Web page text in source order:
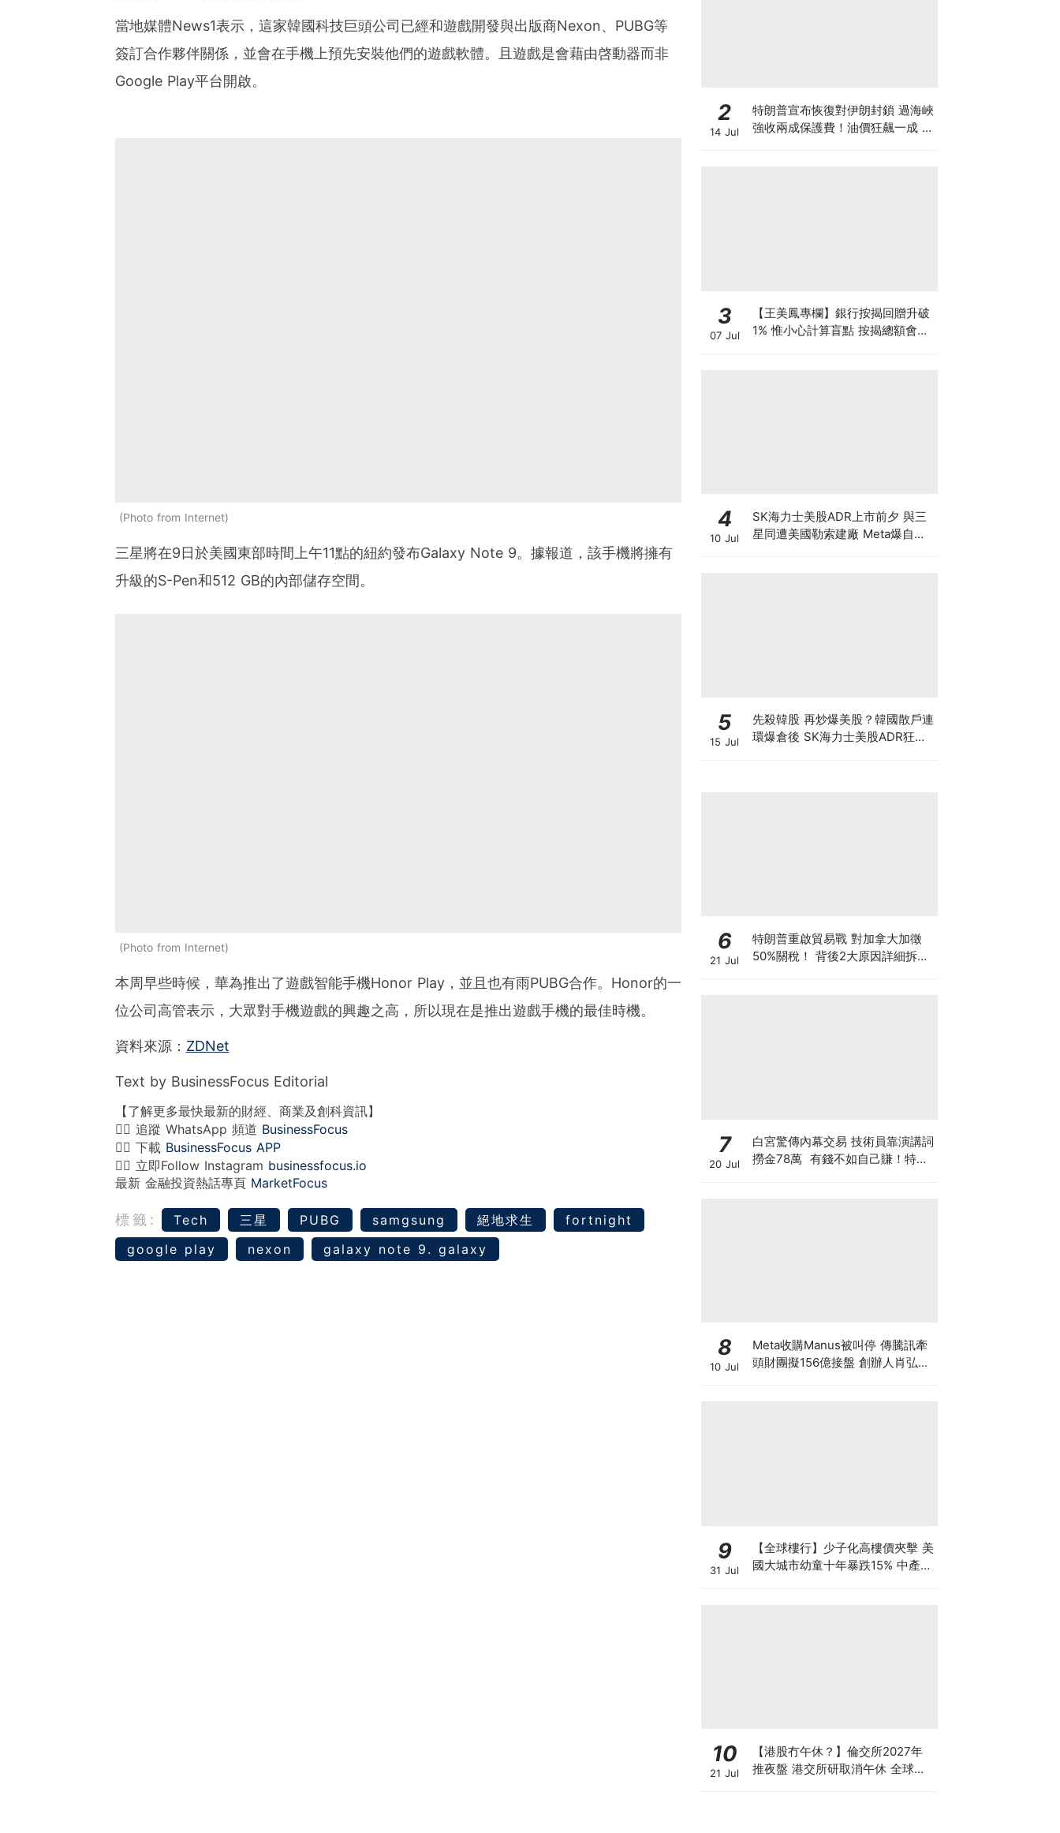
當地媒體News1表示，這家韓國科技巨頭公司已經和遊戲開發與出版商Nexon、PUBG等
簽訂合作夥伴關係，並會在手機上預先安裝他們的遊戲軟體。且遊戲是會藉由啓動器而非
Google Play平台開啟。
Photo from Internet
三星將在9日於美國東部時間上午11點的紐約發布Galaxy Note 9。據報道，該手機將擁有
升級的S-Pen和512 GB的內部儲存空間。
Photo from Internet
本周早些時候，華為推出了遊戲智能手機Honor Play，並且也有雨PUBG合作。Honor的一
位公司高管表示，大眾對手機遊戲的興趣之高，所以現在是推出遊戲手機的最佳時機。
資料來源： ZDNet
Text by BusinessFocus Editorial
【了解更多最快最新的財經、商業及創科資訊】
👉🏻 追蹤 WhatsApp 頻道 BusinessFocus
👉🏻 下載 BusinessFocus APP
👉🏻 立即Follow Instagram businessfocus.io
最新 金融投資熱話專頁 MarketFocus
標籤: Tech ‎‎三星 PUBG samgsung 絕地求生
fortnight
google play
nexon galaxy note 9. galaxy
2
14 Jul
特朗普宣布恢復對伊朗封鎖 過海峽
強收兩成保護費！油價狂飆一成 金
3
07 Jul
【王美鳳專欄】銀行按揭回贈升破
1% 惟小心計算盲點 按揭總額會扣
4
10 Jul
SK海力士美股ADR上市前夕 與三
星同遭美國勒索建廠 Meta爆自研
5
15 Jul
先殺韓股 再炒爆美股？韓國散戶連
環爆倉後 SK海力士美股ADR狂飆
6
21 Jul
特朗普重啟貿易戰 對加拿大加徵
50%關稅！ 背後2大原因詳細拆解
7
20 Jul
白宮驚傳內幕交易 技術員靠演講詞
撈金78萬 有錢不如自己賺！特朗
8
10 Jul
Meta收購Manus被叫停 傳騰訊牽
頭財團擬156億接盤 創辦人肖弘遭
9
31 Jul
【全球樓行】少子化高樓價夾擊 美
國大城市幼童十年暴跌15% 中產家
10
21 Jul
【港股冇午休？】倫交所2027年
推夜盤 港交所研取消午休 全球交